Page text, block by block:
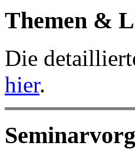
Themen &
Die
hier.